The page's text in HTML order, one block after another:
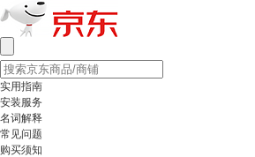
实用指南
安装服务
名词解释
常见问题
购买须知